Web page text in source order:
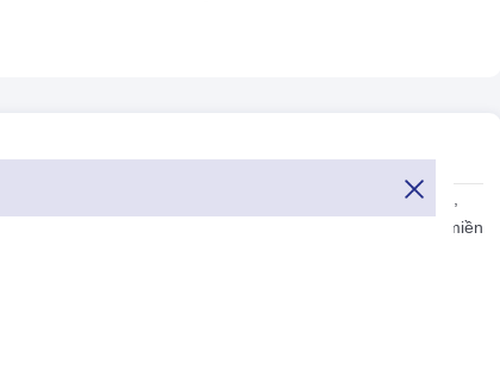
Nếu bạn muốn gọi đến Slovenia từ một quốc gia khác,
mã điện thoại của Slovenia bắt đầu bằng +386). Tên miền
Slovenia kết thúc bằng .si và tên tiền tệ của Slovenia là